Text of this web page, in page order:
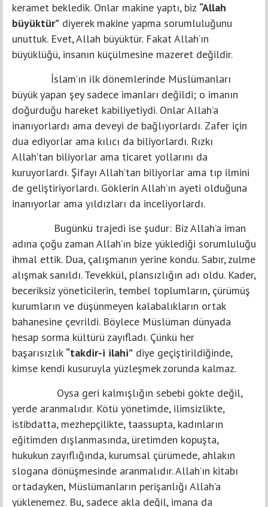
keramet bekledik. Onlar makine yaptı, biz “Allah
büyüktür” diyerek makine yapma sorumluluğunu
unuttuk. Evet, Allah büyüktür. Fakat Allah’ın
büyüklüğü, insanın küçülmesine mazeret değildir.
İslam’ın ilk dönemlerinde Müslümanları
büyük yapan şey sadece imanları değildi; o imanın
doğurduğu hareket kabiliyetiydi. Onlar Allah’a
inanıyorlardı ama deveyi de bağlıyorlardı. Zafer için
dua ediyorlar ama kılıcı da biliyorlardı. Rızkı
Allah’tan biliyorlar ama ticaret yollarını da
kuruyorlardı. Şifayı Allah’tan biliyorlar ama tıp ilmini
de geliştiriyorlardı. Göklerin Allah’ın ayeti olduğuna
inanıyorlar ama yıldızları da inceliyorlardı.
Bugünkü trajedi ise şudur: Biz Allah’a iman
adına çoğu zaman Allah’ın bize yüklediği sorumluluğu
ihmal ettik. Dua, çalışmanın yerine kondu. Sabır, zulme
alışmak sanıldı. Tevekkül, plansızlığın adı oldu. Kader,
beceriksiz yöneticilerin, tembel toplumların, çürümüş
kurumların ve düşünmeyen kalabalıkların ortak
bahanesine çevrildi. Böylece Müslüman dünyada
hesap sorma kültürü zayıfladı. Çünkü her
başarısızlık “takdir-i ilahi” diye geçiştirildiğinde,
kimse kendi kusuruyla yüzleşmek zorunda kalmaz.
Oysa geri kalmışlığın sebebi gökte değil,
yerde aranmalıdır. Kötü yönetimde, ilimsizlikte,
istibdatta, mezhepçilikte, taassupta, kadınların
eğitimden dışlanmasında, üretimden kopuşta,
hukukun zayıflığında, kurumsal çürümede, ahlakın
slogana dönüşmesinde aranmalıdır. Allah’ın kitabı
ortadayken, Müslümanların perişanlığı Allah’a
yüklenemez. Bu, sadece akla değil, imana da